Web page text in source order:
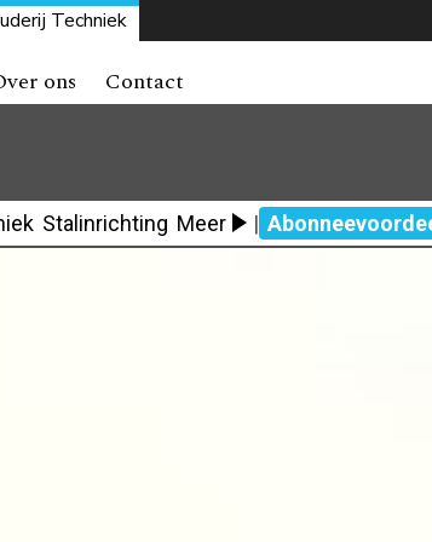
Techniek
ons Contact
Stalinrichting Meer |